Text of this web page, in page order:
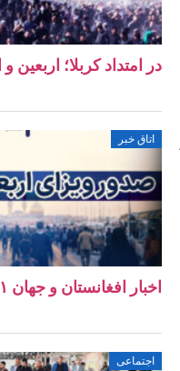
در امتداد کربلا؛
اتاق خبر
اخبار افغانستان و جهان ۱۱ اسد ۱۴۰۵
اجتماعی